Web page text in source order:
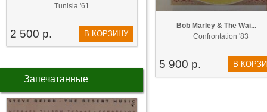
Tunisia '61
2 500 р. В КОРЗИНУ
Запечатанные
Bob Marley & The Wai... —
Confrontation '83
5 900 р. В